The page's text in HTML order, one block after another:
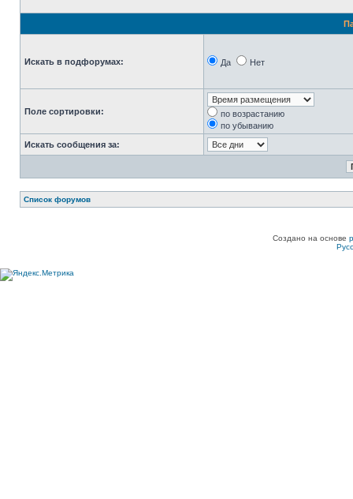
Искать в подфорумах: Да Нет
Поле сортировки:
по возрастанию
по убыванию
Искать сообщения за:
Список форумов
Создано на основе